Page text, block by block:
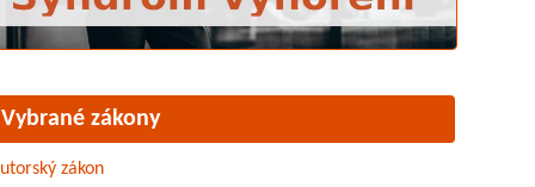
Vybrané zákony
zákon